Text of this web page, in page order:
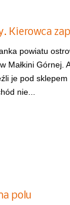
Kierowca
powiatu
Małkini Górnej.
je pod
nie...
polu